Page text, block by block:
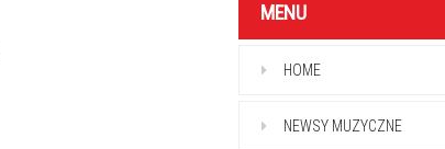
MENU
HOME
NEWSY MUZYCZNE